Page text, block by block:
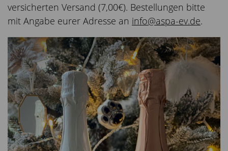
versicherten Versand (7,00€). Bestellungen bitte
mit Angabe eurer Adresse an info@aspa-ev.de.